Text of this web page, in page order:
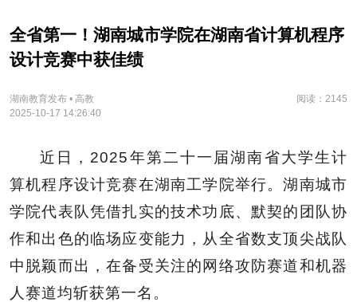
全省第一！湖南城市学院在湖南省计算机程序
设计竞赛中获佳绩
湖南教育发布 • 高教
阅读：2145
2025-10-17 14:26:40
近日，2025年第二十一届湖南省大学生计
算机程序设计竞赛在湖南工学院举行。湖南城市
学院代表队凭借扎实的技术功底、默契的团队协
作和出色的临场应变能力，从全省数支顶尖战队
中脱颖而出，在备受关注的网络攻防赛道和机器
人赛道均斩获第一名。